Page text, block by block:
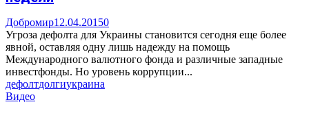
Добромир12.04.20150
Угроза дефолта для Украины становится сегодня еще более
явной, оставляя одну лишь надежду на помощь
Международного валютного фонда и различные западные
инвестфонды. Но уровень коррупции...
дефолтдолгиукраина
Видео